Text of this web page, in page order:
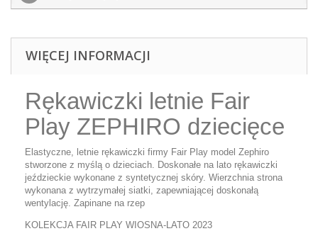
WIĘCEJ INFORMACJI
Rękawiczki letnie Fair
Play ZEPHIRO dziecięce
Elastyczne, letnie rękawiczki firmy Fair Play model Zephiro
stworzone z myślą o dzieciach. Doskonałe na lato rękawiczki
jeździeckie wykonane z syntetycznej skóry. Wierzchnia strona
wykonana z wytrzymałej siatki, zapewniającej doskonałą
wentylację. Zapinane na rzep
KOLEKCJA FAIR PLAY WIOSNA-LATO 2023